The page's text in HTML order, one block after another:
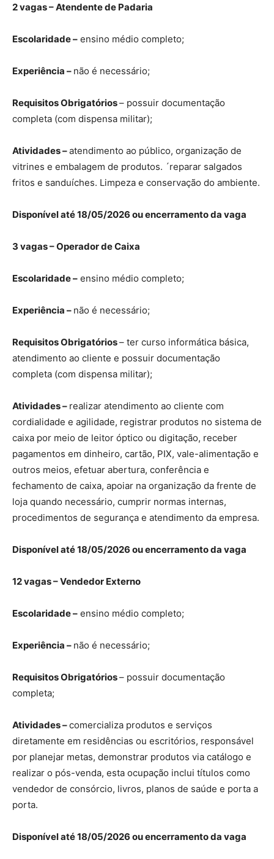
2 vagas – Atendente de Padaria
Escolaridade – ensino médio completo;
Experiência – não é necessário;
Requisitos Obrigatórios– possuir documentação
completa (com dispensa militar);
Atividades –atendimento ao público, organização de
vitrines e embalagem de produtos. ´reparar salgados
fritos e sanduíches. Limpeza e conservação do ambiente.
Disponível até 18/05/2026 ou encerramento da vaga
3 vagas – Operador de Caixa
Escolaridade – ensino médio completo;
Experiência – não é necessário;
Requisitos Obrigatórios– ter curso informática básica,
atendimento ao cliente e possuir documentação
completa (com dispensa militar);
Atividades – realizar atendimento ao cliente com
cordialidade e agilidade, registrar produtos no sistema de
caixa por meio de leitor óptico ou digitação, receber
pagamentos em dinheiro, cartão, PIX, vale-alimentação e
outros meios, efetuar abertura, conferência e
fechamento de caixa, apoiar na organização da frente de
loja quando necessário, cumprir normas internas,
procedimentos de segurança e atendimento da empresa.
Disponível até 18/05/2026 ou encerramento da vaga
12 vagas – Vendedor Externo
Escolaridade – ensino médio completo;
Experiência – não é necessário;
Requisitos Obrigatórios– possuir documentação
completa;
Atividades –comercializa produtos e serviços
diretamente em residências ou escritórios, responsável
por planejar metas, demonstrar produtos via catálogo e
realizar o pós-venda, esta ocupação inclui títulos como
vendedor de consórcio, livros, planos de saúde e porta a
porta.
Disponível até 18/05/2026 ou encerramento da vaga